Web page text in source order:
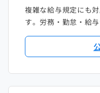
複雑な給与規定にも
す。労務・勤怠・給